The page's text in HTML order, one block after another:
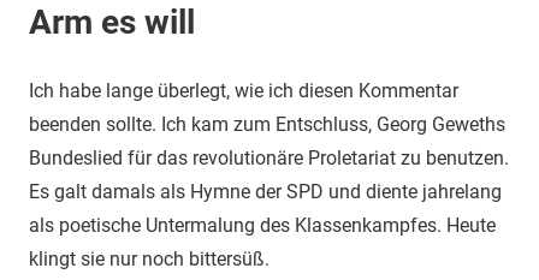
Arm es will
Ich habe lange überlegt, wie ich diesen Kommentar
beenden sollte. Ich kam zum Entschluss, Georg Geweths
Bundeslied für das revolutionäre Proletariat zu benutzen.
Es galt damals als Hymne der SPD und diente jahrelang
als poetische Untermalung des Klassenkampfes. Heute
klingt sie nur noch bittersüß.